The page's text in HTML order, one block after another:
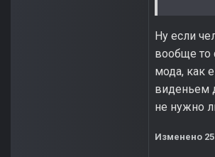
Ну если
вообще то
мода, как
виденьем
не нужно
Изменено